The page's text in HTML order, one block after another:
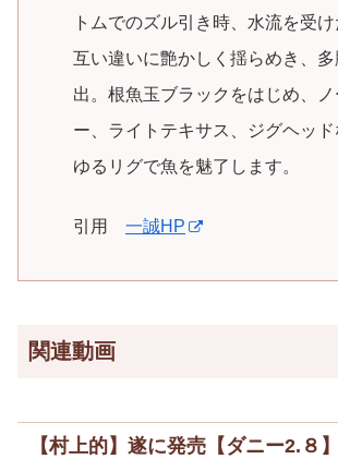
トムでのズル引き時、水流を受
互い違いに艶かしく揺らめき、
出。根魚玉ブラックをはじめ、ノ
ー、ライトテキサス、ジグヘッ
ゆるリグで魚を魅了します。
引用 一誠HP
関連動画
【村上的】遂に発売【ダニー2.８】